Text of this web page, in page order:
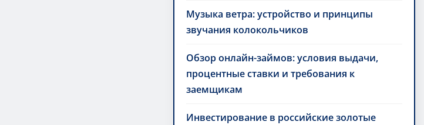
Музыка ветра: устройство и принципы
звучания колокольчиков
Обзор онлайн-займов: условия выдачи,
процентные ставки и требования к
заемщикам
Инвестирование в российские золотые